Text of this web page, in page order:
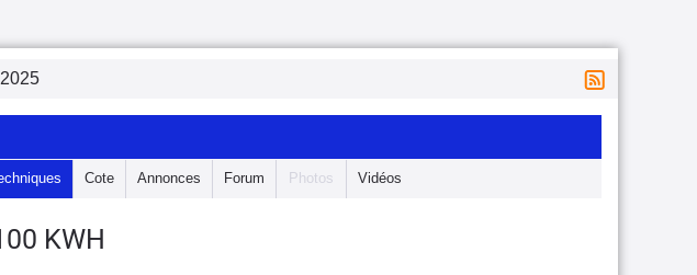
2025
Cote Annonces Forum Photos Vidéos
KWH